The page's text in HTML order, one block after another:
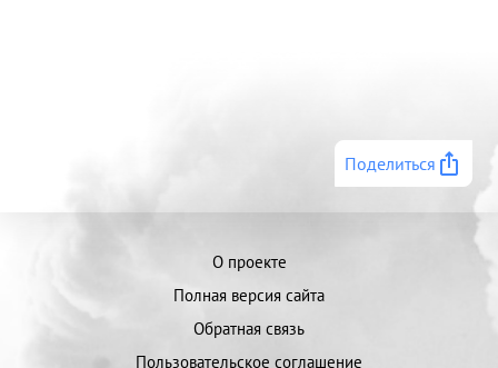
Поделиться
О проекте
Полная версия сайта
Обратная связь
Пользовательское соглашение